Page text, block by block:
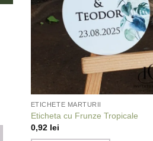
ETICHETE MARTURII
Eticheta cu Frunze Tropicale
0,92 lei